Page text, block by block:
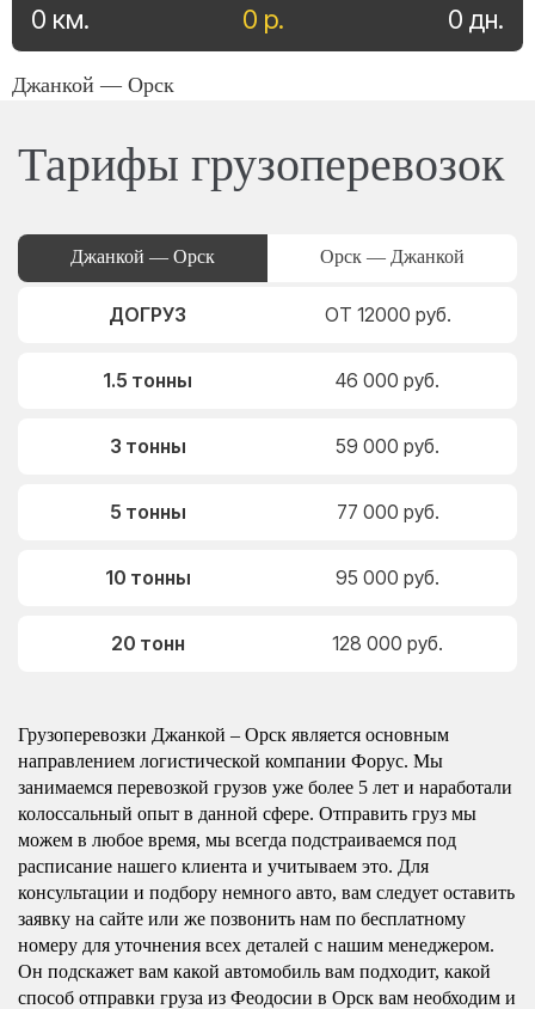
0 р.
0 км. 0 дн.
Джанкой — Орск
Тарифы грузоперевозок
Джанкой — Орск Орск — Джанкой
ДОГРУЗ ОТ 12000 руб.
1.5 тонны 46 000 руб.
3 тонны 59 000 руб.
5 тонны 77 000 руб.
10 тонны 95 000 руб.
20 тонн 128 000 руб.
Грузоперевозки Джанкой – Орск является основным
направлением логистической компании Форус. Мы
занимаемся перевозкой грузов уже более 5 лет и наработали
колоссальный опыт в данной сфере. Отправить груз мы
можем в любое время, мы всегда подстраиваемся под
расписание нашего клиента и учитываем это. Для
консультации и подбору немного авто, вам следует оставить
заявку на сайте или же позвонить нам по бесплатному
номеру для уточнения всех деталей с нашим менеджером.
Он подскажет вам какой автомобиль вам подходит, какой
способ отправки груза из Феодосии в Орск вам необходим и